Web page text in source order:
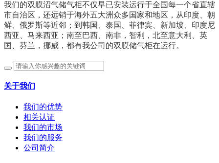
我们的双膜沼气储气柜不仅早已安装运行于全国每一个省直辖
市自治区，还远销于海外五大洲众多国家和地区，从印度、朝
鲜、俄罗斯等近邻；到 韩国、 泰国、 菲律宾、新加坡、印度尼
西亚、马来西亚；南至巴西、南非，智利，北至意大利、英
国、芬兰，挪威，都有我公司的双膜储气柜在运行。
关于我们
我们的优势
相关认证
我们的市场
我们的服务
公司简介